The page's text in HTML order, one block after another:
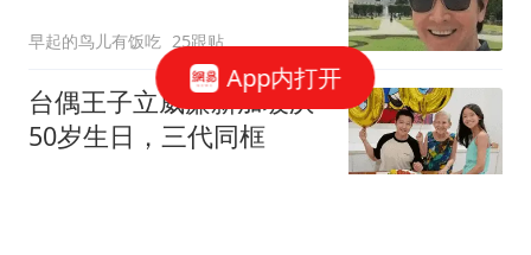
早起的鸟儿有饭吃 25跟贴
台偶王子立威廉新加坡庆
50岁生日，三代同框
App内打开